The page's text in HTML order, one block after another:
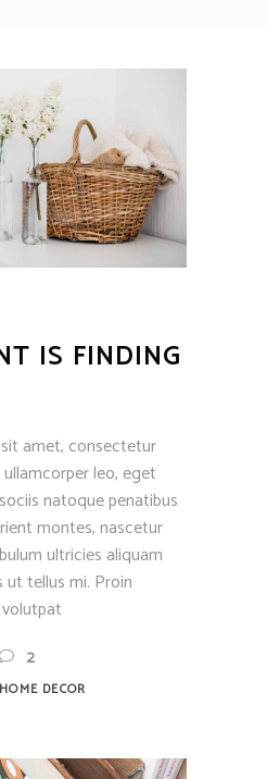
IS FINDING
amet, consectetur
leo, eget
natoque penatibus
montes, nascetur
ultricies aliquam
ut tellus mi. Proin
2
HOME DECOR